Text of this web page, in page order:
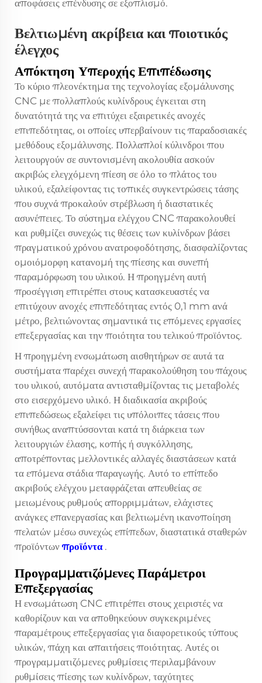
αποφάσεις επένδυσης σε εξοπλισμό.
Βελτιωμένη ακρίβεια και ποιοτικός
έλεγχος
Απόκτηση Υπεροχής Επιπέδωσης
Το κύριο πλεονέκτημα της τεχνολογίας εξομάλυνσης
CNC με πολλαπλούς κυλίνδρους έγκειται στη
δυνατότητά της να επιτύχει εξαιρετικές ανοχές
επιπεδότητας, οι οποίες υπερβαίνουν τις παραδοσιακές
μεθόδους εξομάλυνσης. Πολλαπλοί κύλινδροι που
λειτουργούν σε συντονισμένη ακολουθία ασκούν
ακριβώς ελεγχόμενη πίεση σε όλο το πλάτος του
υλικού, εξαλείφοντας τις τοπικές συγκεντρώσεις τάσης
που συχνά προκαλούν στρέβλωση ή διαστατικές
ασυνέπειες. Το σύστημα ελέγχου CNC παρακολουθεί
και ρυθμίζει συνεχώς τις θέσεις των κυλίνδρων βάσει
πραγματικού χρόνου ανατροφοδότησης, διασφαλίζοντας
ομοιόμορφη κατανομή της πίεσης και συνεπή
παραμόρφωση του υλικού. Η προηγμένη αυτή
προσέγγιση επιτρέπει στους κατασκευαστές να
επιτύχουν ανοχές επιπεδότητας εντός 0,1 mm ανά
μέτρο, βελτιώνοντας σημαντικά τις επόμενες εργασίες
επεξεργασίας και την ποιότητα του τελικού προϊόντος.
Η προηγμένη ενσωμάτωση αισθητήρων σε αυτά τα
συστήματα παρέχει συνεχή παρακολούθηση του πάχους
του υλικού, αυτόματα αντισταθμίζοντας τις μεταβολές
στο εισερχόμενο υλικό. Η διαδικασία ακριβούς
επιπεδώσεως εξαλείφει τις υπόλοιπες τάσεις που
συνήθως αναπτύσσονται κατά τη διάρκεια των
λειτουργιών έλασης, κοπής ή συγκόλλησης,
αποτρέποντας μελλοντικές αλλαγές διαστάσεων κατά
τα επόμενα στάδια παραγωγής. Αυτό το επίπεδο
ακριβούς ελέγχου μεταφράζεται απευθείας σε
μειωμένους ρυθμούς απορριμμάτων, ελάχιστες
ανάγκες επανεργασίας και βελτιωμένη ικανοποίηση
πελατών μέσω συνεχώς επίπεδων, διαστατικά σταθερών
προϊόντων προϊόντα .
Προγραμματιζόμενες Παράμετροι
Επεξεργασίας
Η ενσωμάτωση CNC επιτρέπει στους χειριστές να
καθορίζουν και να αποθηκεύουν συγκεκριμένες
παραμέτρους επεξεργασίας για διαφορετικούς τύπους
υλικών, πάχη και απαιτήσεις ποιότητας. Αυτές οι
προγραμματιζόμενες ρυθμίσεις περιλαμβάνουν
ρυθμίσεις πίεσης των κυλίνδρων, ταχύτητες